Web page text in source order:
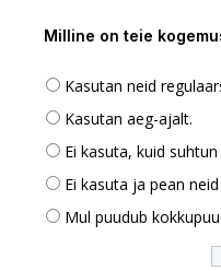
Milline on teie
Kasutan neid
Kasutan aeg-ajalt.
Ei kasuta, kuid
Ei kasuta ja pean
Mul puudub